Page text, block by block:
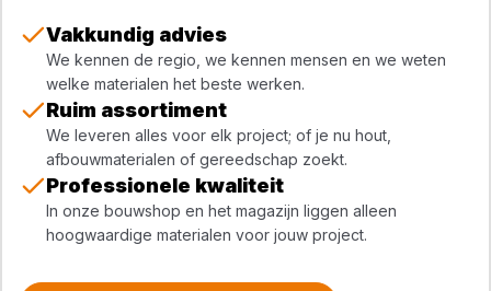
Vakkundig advies
We kennen de regio, we kennen mensen en we weten
welke materialen het beste werken.
Ruim assortiment
We leveren alles voor elk project; of je nu hout,
afbouwmaterialen of gereedschap zoekt.
Professionele kwaliteit
In onze bouwshop en het magazijn liggen alleen
hoogwaardige materialen voor jouw project.